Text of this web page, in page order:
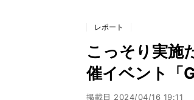
レポート
こっそり実施
催イベント「
掲載日 2024/04/16 19:11